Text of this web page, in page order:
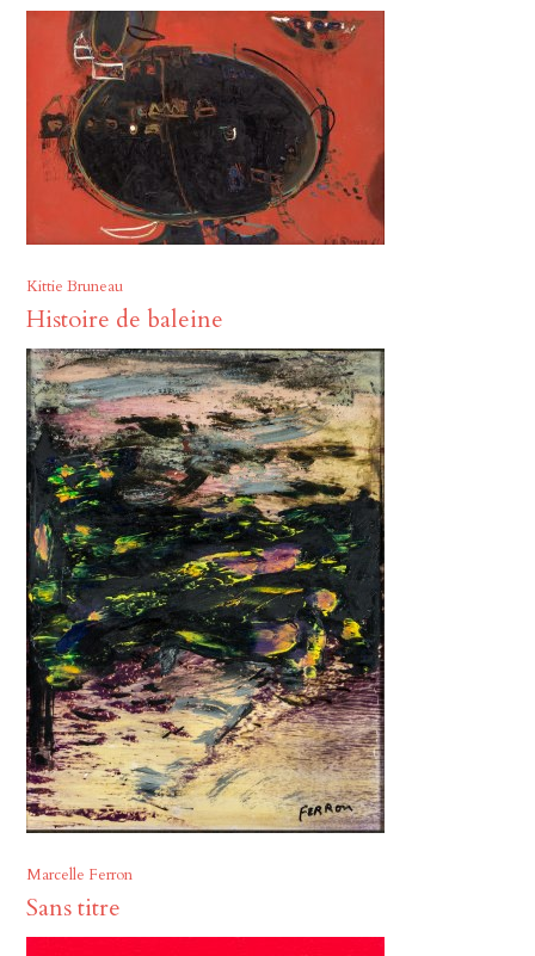
Kittie Bruneau
Histoire de baleine
Marcelle Ferron
Sans titre